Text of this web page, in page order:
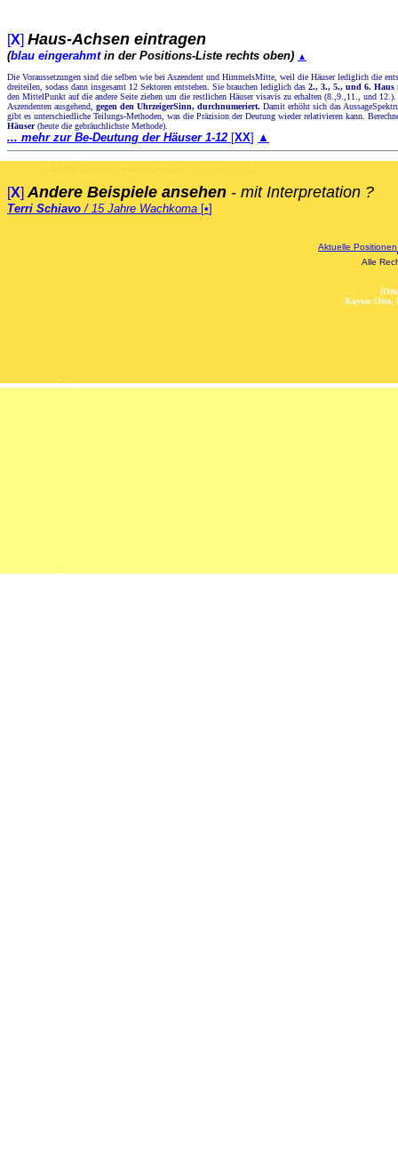
[X] Haus-Achsen eintragen
(blau eingerahmt in der Positions-Liste rechts oben) ▲
Die Voraussetzungen sind die selben wie bei Aszendent und HimmelsMitte, weil die Häuser lediglich die
dreiteilen, sodass dann insgesamt 12 Sektoren entstehen. Sie brauchen lediglich das 2., 3., 5., und 6. Haus
den MittelPunkt auf die andere Seite ziehen um die restlichen Häuser visavis zu erhalten (8.,9.,11., und 12.).
Aszendenten ausgehend, gegen den UhrzeigerSinn, durchnumeriert. Damit erhöht sich das
gibt es unterschiedliche Teilungs-Methoden, was die Präzision der Deutung wieder relativieren kann.
Häuser(heute die gebräuchlichste Methode).
... mehr zur Be-Deutung der Häuser 1-12 [XX] ▲
[X] Andere Beispiele ansehen - mit Interpretation ?
Terri Schiavo / 15 Jahre Wachkoma [•]
Aktuelle Positionen
Alle
Kayser Otto,